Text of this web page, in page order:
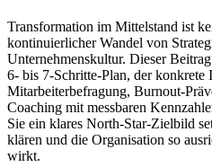
Transformation im Mittelstand ist
kontinuierlicher Wandel von
Unternehmenskultur. Dieser
6- bis 7-Schritte-Plan, der konkrete
Mitarbeiterbefragung, Burnout-
Coaching mit messbaren
Sie ein klares North-Star-Zielbild
klären und die Organisation so
wirkt.